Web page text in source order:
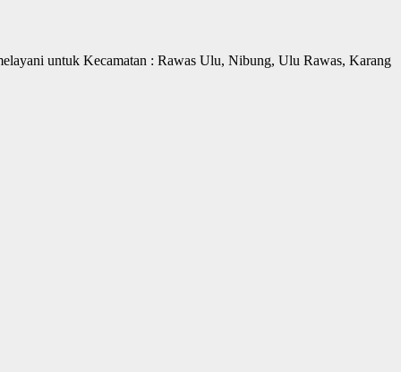
untuk Kecamatan : Rawas Ulu, Nibung, Ulu Rawas, Karang